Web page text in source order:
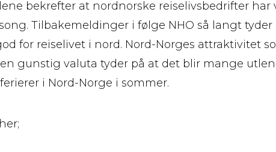
bekrefter at nordnorske reiselivsbedrifter
Tilbakemeldinger i følge NHO så langt tyder
for reiselivet i nord. Nord-Norges attraktivitet
gunstig valuta tyder på at det blir mange
i Nord-Norge i sommer.